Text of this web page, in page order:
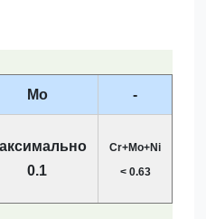
Мо -
0.1
Cr+Mo+Ni
< 0.63